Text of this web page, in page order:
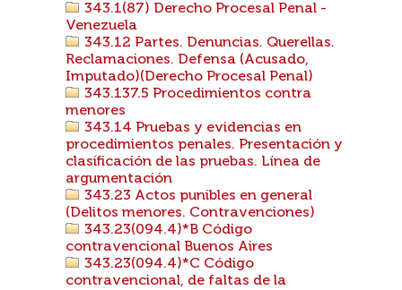
343.1(87) Derecho Procesal Penal -
Venezuela
343.12 Partes. Denuncias. Querellas.
Reclamaciones. Defensa (Acusado,
Imputado)(Derecho Procesal Penal)
343.137.5 Procedimientos contra
menores
343.14 Pruebas y evidencias en
procedimientos penales. Presentación y
clasificación de las pruebas. Línea de
argumentación
343.23 Actos punibles en general
(Delitos menores. Contravenciones)
343.23(094.4)*B Código
contravencional Buenos Aires
343.23(094.4)*C Código
contravencional, de faltas de la